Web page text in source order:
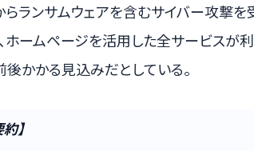
らランサムウェアを含むサイバー攻撃
ホームページを活用した全サービスが
かかる見込みだとしている。
】